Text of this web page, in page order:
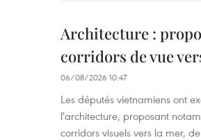
Architecture :
corridors de vue
06/08/2026 10:47
Les députés vietnamiens ont
l'architecture, proposant
corridors visuels vers la mer,